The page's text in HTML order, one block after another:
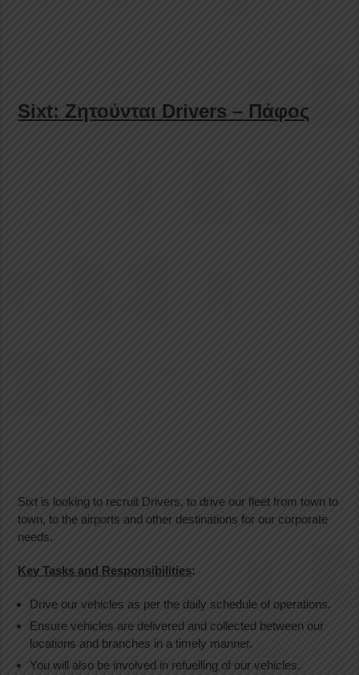
Sixt: Ζητούνται Drivers – Πάφος
Sixt is looking to recruit Drivers, to drive our fleet from town to
town, to the airports and other destinations for our corporate
needs.
Key Tasks and Responsibilities:
Drive our vehicles as per the daily schedule of operations.
Ensure vehicles are delivered and collected between our
locations and branches in a timely manner.
You will also be involved in refuelling of our vehicles.